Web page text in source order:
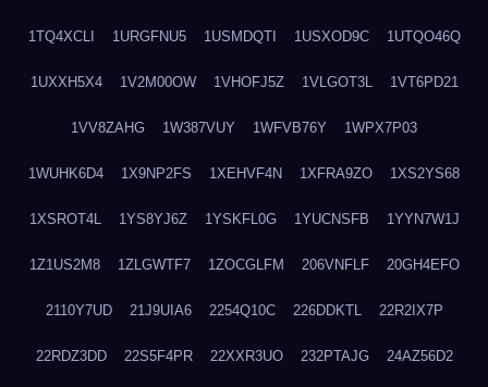
1TQ4XCLI 1URGFNU5 1USMDQTI 1USXOD9C 1UTQO46Q
1UXXH5X4 1V2M00OW 1VHOFJ5Z 1VLGOT3L 1VT6PD21
1VV8ZAHG 1W387VUY 1WFVB76Y 1WPX7P03
1WUHK6D4 1X9NP2FS 1XEHVF4N 1XFRA9ZO 1XS2YS68
1XSROT4L 1YS8YJ6Z 1YSKFL0G 1YUCNSFB 1YYN7W1J
1Z1US2M8 1ZLGWTF7 1ZOCGLFM 206VNFLF 20GH4EFO
2110Y7UD 21J9UIA6 2254Q10C 226DDKTL 22R2IX7P
22RDZ3DD 22S5F4PR 22XXR3UO 232PTAJG 24AZ56D2